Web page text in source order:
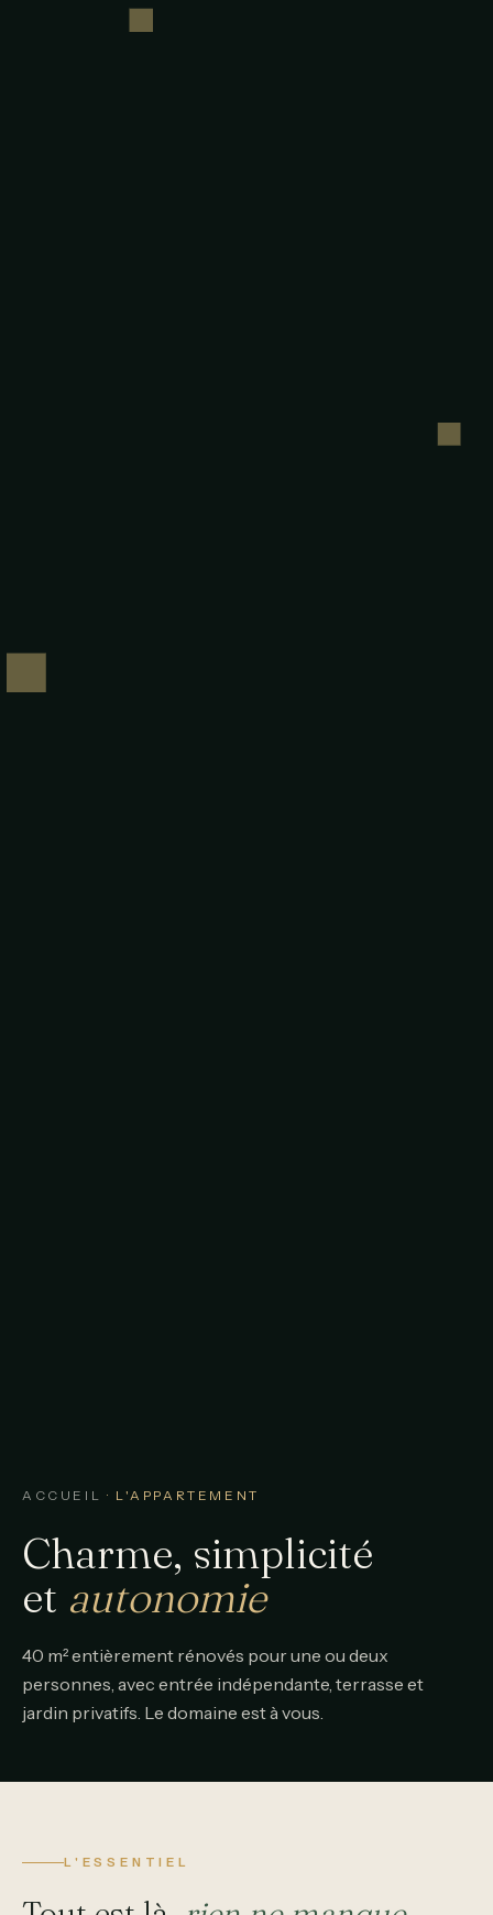
ACCUEIL · L'APPARTEMENT
Charme, simplicité
et autonomie
40 m² entièrement rénovés pour une ou deux
personnes, avec entrée indépendante, terrasse et
jardin privatifs. Le domaine est à vous.
L'ESSENTIEL